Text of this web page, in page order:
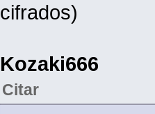
cifrados)
Kozaki666
Citar